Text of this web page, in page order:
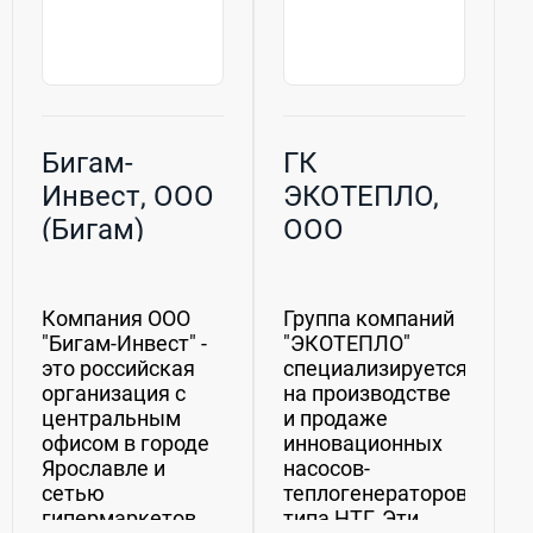
Бигам-
Инвест, ООО
(Бигам)
Компания ООО
"Бигам-Инвест" -
это российская
организация с
центральным
офисом в городе
Ярославле и
сетью
гипермаркетов
ГК
ЭКОТЕПЛО,
ООО
Группа компаний
"ЭКОТЕПЛО"
специализируется
на производстве
и продаже
инновационных
насосов-
теплогенераторов
типа НТГ. Эти